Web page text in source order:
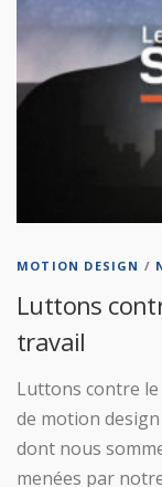
MOTION DESIGN /
Luttons
travail
Luttons contre
de motion
dont nous
menées par